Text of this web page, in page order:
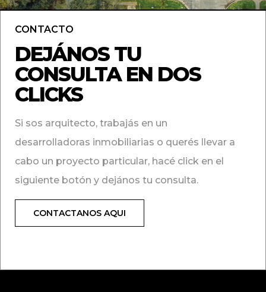
CONTACTO
DEJÁNOS TU
CONSULTA EN DOS
CLICKS
Si sos arquitecto, trabajás en un
desarrolladoras inmobiliarias o querés llevar a
cabo un proyecto particular, hacé click en el
siguiente botón y dejános tu consulta.
CONTACTANOS AQUI